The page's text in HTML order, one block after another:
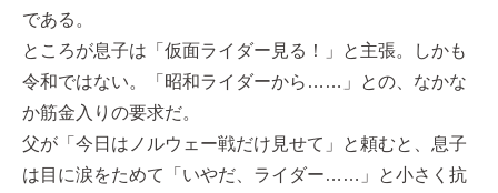
である。
ところが息子は「仮面ライダー見る！」と主張。しかも
令和ではない。「昭和ライダーから……」との、なかな
か筋金入りの要求だ。
父が「今日はノルウェー戦だけ見せて」と頼むと、息子
は目に涙をためて「いやだ、ライダー……」と小さく抗